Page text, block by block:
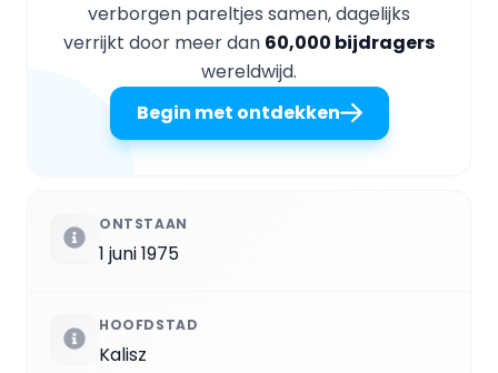
verborgen pareltjes samen, dagelijks
verrijkt door meer dan 60,000 bijdragers
wereldwijd.
Begin met ontdekken
ONTSTAAN
1 juni 1975
HOOFDSTAD
Kalisz